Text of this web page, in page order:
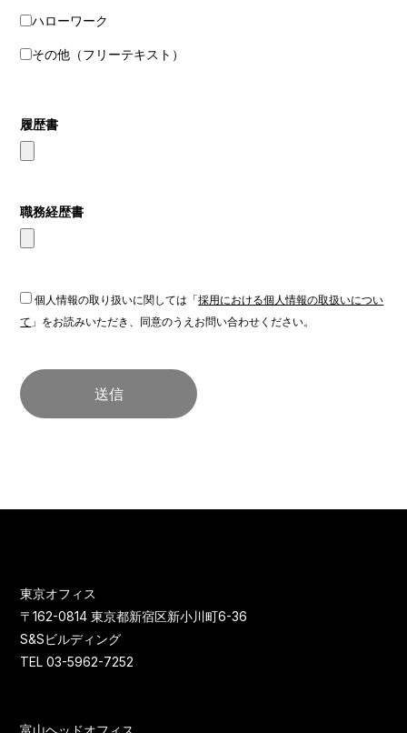
ハローワーク
その他（フリーテキスト）
履歴書
職務経歴書
個人情報の取り扱いに関しては「採用における個人情報の取扱いについ
て 」をお読みいただき、同意のうえお問い合わせください。
東京オフィス
〒162-0814 東京都新宿区新小川町6-36
S&Sビルディング
TEL 03-5962-7252
富山ヘッドオフィス